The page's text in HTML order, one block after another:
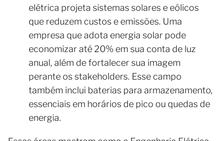
elétrica projeta sistemas solares e eólicos
que reduzem custos e emissões. Uma
empresa que adota energia solar pode
economizar até 20% em sua conta de luz
anual, além de fortalecer sua imagem
perante os stakeholders. Esse campo
também inclui baterias para armazenamento,
essenciais em horários de pico ou quedas de
energia.